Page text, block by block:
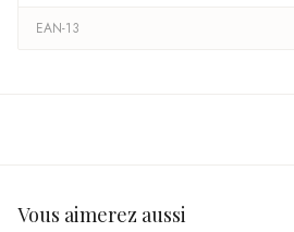
EAN-13
Vous aimerez aussi